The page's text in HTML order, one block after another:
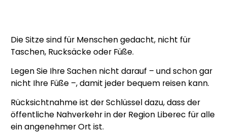
Die Sitze sind für Menschen gedacht, nicht für
Taschen, Rucksäcke oder Füße.
Legen Sie Ihre Sachen nicht darauf – und schon gar
nicht Ihre Füße –, damit jeder bequem reisen kann.
Rücksichtnahme ist der Schlüssel dazu, dass der
öffentliche Nahverkehr in der Region Liberec für alle
ein angenehmer Ort ist.